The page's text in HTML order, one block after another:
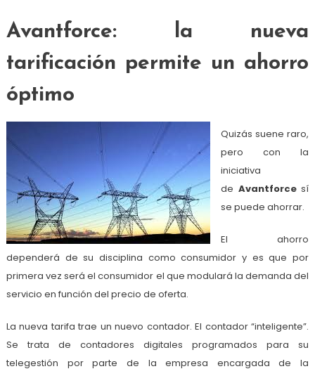
Avantforce: la nueva
tarificación permite un ahorro
óptimo
Quizás suene raro,
pero con la
iniciativa
de Avantforcesí
se puede ahorrar.
El ahorro
dependerá de su disciplina como consumidor y es que por
primera vez será el consumidor el que modulará la demanda del
servicio en función del precio de oferta.
La nueva tarifa trae un nuevo contador. El contador “inteligente”.
Se trata de contadores digitales programados para su
telegestión por parte de la empresa encargada de la